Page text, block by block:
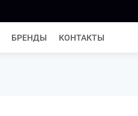
БРЕНДЫ КОНТАКТЫ